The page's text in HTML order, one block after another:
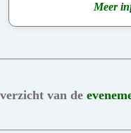
Meer
van de